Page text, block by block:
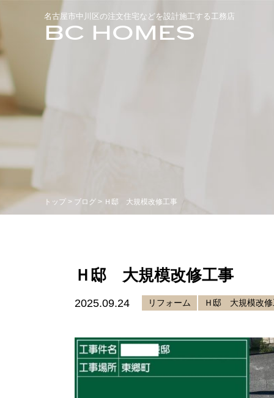
名古屋市中川区の注文住宅などを設計施工する工務店
BC HOMES
トップ > ブログ > Ｈ邸 大規模改修工事
Ｈ邸 大規模改修工事
2025.09.24 リフォーム Ｈ邸 大規模改修